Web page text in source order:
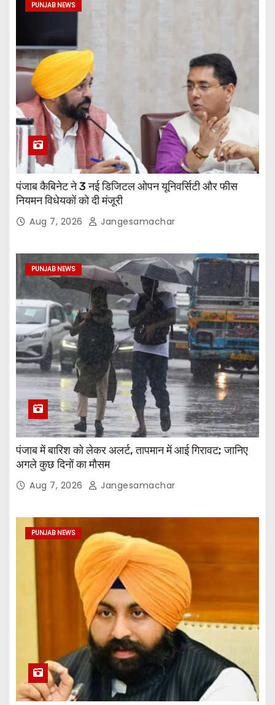
PUNJAB NEWS
पंजाब कैबिनेट ने 3 नई डिजिटल ओपन यूनिवर्सिटी और फीस
नियमन विधेयकों को दी मंजूरी
Aug 7, 2026 Jangesamachar
PUNJAB NEWS
पंजाब में बारिश को लेकर अलर्ट, तापमान में आई गिरावट; जानिए
अगले कुछ दिनों का मौसम
Aug 7, 2026 Jangesamachar
PUNJAB NEWS